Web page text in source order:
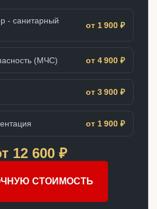
- санитарный
от 1 900 ₽
(МЧС) от 4 900 ₽
от 3 900 ₽
от 1 900 ₽
12 600 ₽
СТОИМОСТЬ